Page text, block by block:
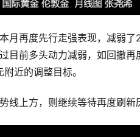
月再度先行走强表现，减弱
目前多头动力减弱，如回撤
近的调整目标。
线上方，则继续等待再度刷